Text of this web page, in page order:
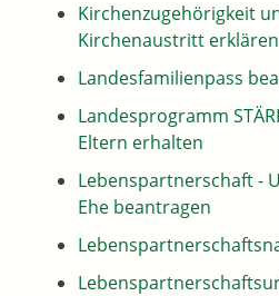
Kirchenzugehörigkeit
Kirchenaustritt erklären
Landesfamilienpass
Landesprogramm
Eltern erhalten
Lebenspartnerschaft -
Ehe beantragen